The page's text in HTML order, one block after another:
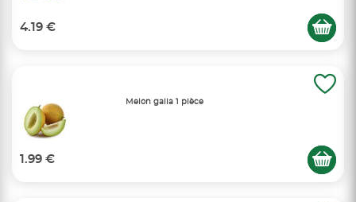
4.19 €
Melon galia 1 pièce
1.99 €